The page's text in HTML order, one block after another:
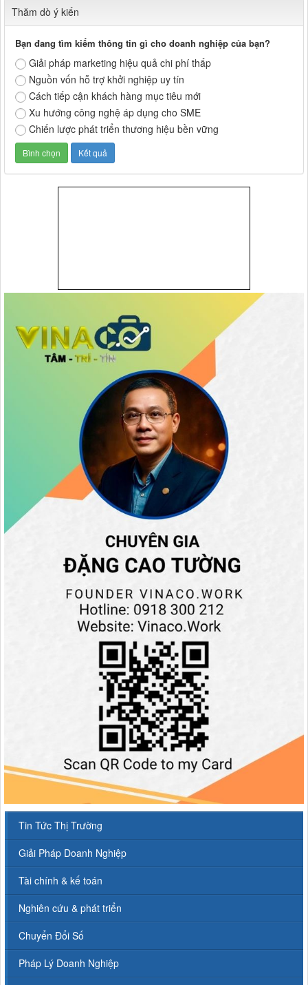
Thăm dò ý kiến
Bạn đang tìm kiếm thông tin gì cho doanh nghiệp của bạn?
Giải pháp marketing hiệu quả chi phí thấp
Nguồn vốn hỗ trợ khởi nghiệp uy tín
Cách tiếp cận khách hàng mục tiêu mới
Xu hướng công nghệ áp dụng cho SME
Chiến lược phát triển thương hiệu bền vững
Tin Tức Thị Trường
Giải Pháp Doanh Nghiệp
Tài chính & kế toán
Nghiên cứu & phát triển
Chuyển Đổi Số
Pháp Lý Doanh Nghiệp